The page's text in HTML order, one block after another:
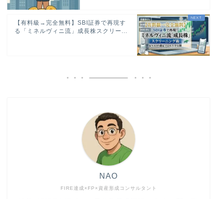
【有料級→完全無料】SBI証券で再現す
る「ミネルヴィニ流」成長株スクリー...
FIRE達成×FP×資産形成コンサルタント
NAO